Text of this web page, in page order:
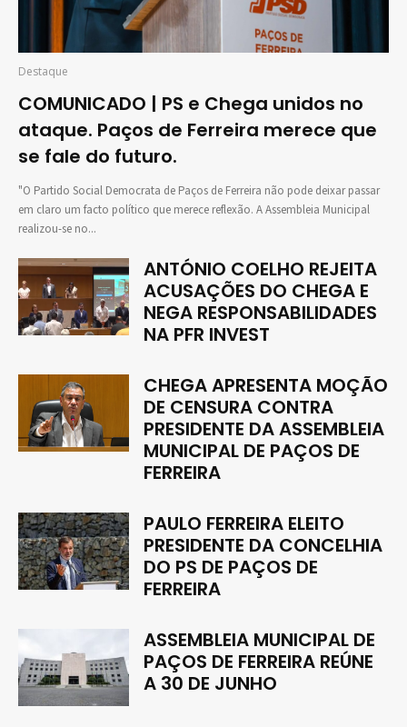
Destaque
COMUNICADO | PS e Chega unidos no
ataque. Paços de Ferreira merece que
se fale do futuro.
"O Partido Social Democrata de Paços de Ferreira não pode deixar passar
em claro um facto político que merece reflexão. A Assembleia Municipal
realizou-se no...
ANTÓNIO COELHO REJEITA
ACUSAÇÕES DO CHEGA E
NEGA RESPONSABILIDADES
NA PFR INVEST
CHEGA APRESENTA MOÇÃO
DE CENSURA CONTRA
PRESIDENTE DA ASSEMBLEIA
MUNICIPAL DE PAÇOS DE
FERREIRA
PAULO FERREIRA ELEITO
PRESIDENTE DA CONCELHIA
DO PS DE PAÇOS DE
FERREIRA
ASSEMBLEIA MUNICIPAL DE
PAÇOS DE FERREIRA REÚNE
A 30 DE JUNHO